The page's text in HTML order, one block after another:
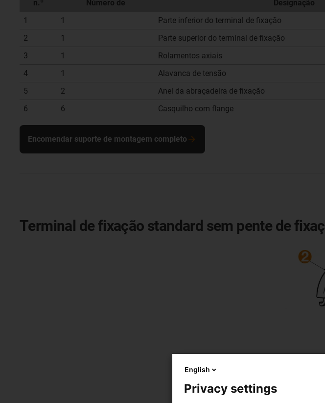
n.º Número de Designação
1
1 Parte inferior do terminal de fixação
2
1 Parte superior do terminal de fixação
3
1 Rolamentos axiais
4
1 Alavanca de tensão
5
2 Anel da abraçadeira de fixação
6
6 Casquilho com flange
Encomendar suporte de montagem completo
Terminal de fixação standard sem pente de
English
Privacy settings